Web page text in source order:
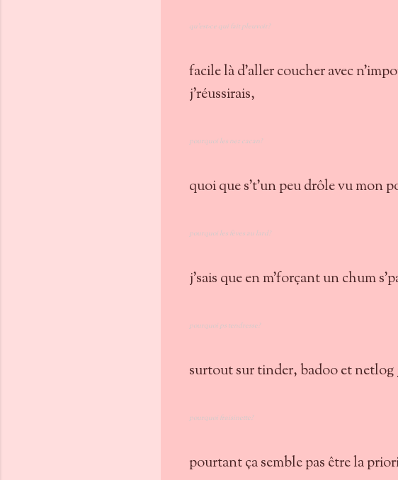
qu'est-ce qui fait pleuvoir?
facile là d'aller coucher avec
j'réussirais,
pourquoi les nez cacan?
quoi que s't'un peu drôle vu mon
pourquoi les fèves au lard?
j'sais que en m'forçant un chum
pourquoi ps tendresse?
surtout sur tinder, badoo et netlog
pourquoi fraisinette?
pourtant ça semble pas être la